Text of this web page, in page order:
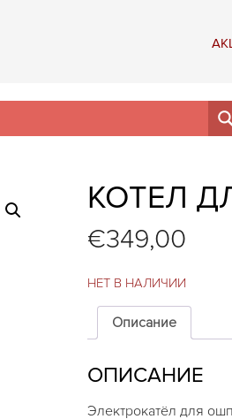
КОТЕЛ
€349,00
НЕТ В НАЛИЧИИ
Описание
ОПИСАНИЕ
Электрокатёл для